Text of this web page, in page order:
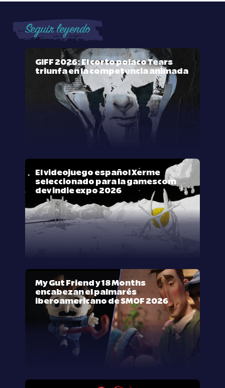
Seguir leyendo
GIFF 2026: El corto polaco Tears
triunfa en la competencia animada
El videojuego español Xerme
seleccionado para la gamescom
dev indie expo 2026
My Gut Friend y 18 Months
encabezan el palmarés
iberoamericano de SMOF 2026